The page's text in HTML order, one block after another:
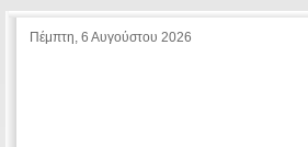
Πέμπτη, 6 Αυγούστου 2026